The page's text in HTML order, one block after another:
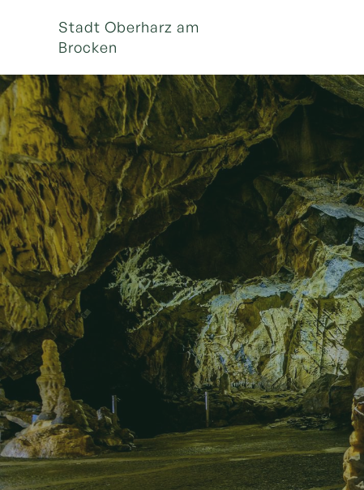
Stadt Oberharz am
Brocken